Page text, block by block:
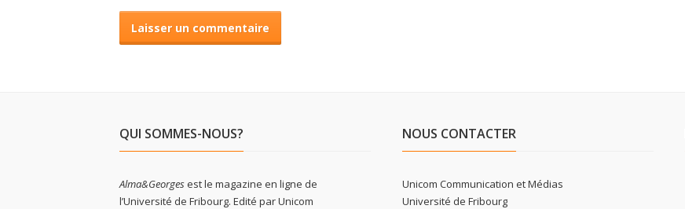
QUI SOMMES-NOUS?
Alma&Georgesest le magazine en ligne de
l’Université de Fribourg. Edité par Unicom
NOUS CONTACTER
Unicom Communication et Médias
Université de Fribourg